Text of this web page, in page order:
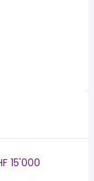
15'000